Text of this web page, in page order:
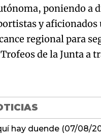
poniendo a
y aficionados
regional para
de la Junta a
hay duende (07/08/